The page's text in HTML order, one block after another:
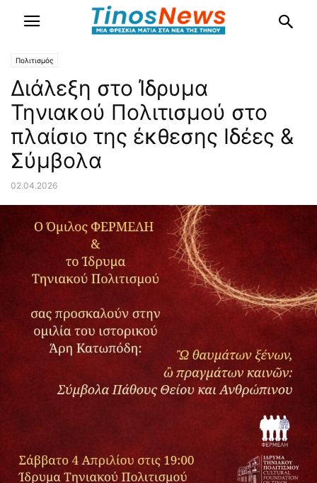
Πολιτισμός
Διάλεξη στο Ίδρυμα
Τηνιακού Πολιτισμού στο
πλαίσιο της έκθεσης Ιδέες &
Σύμβολα
02.04.2026